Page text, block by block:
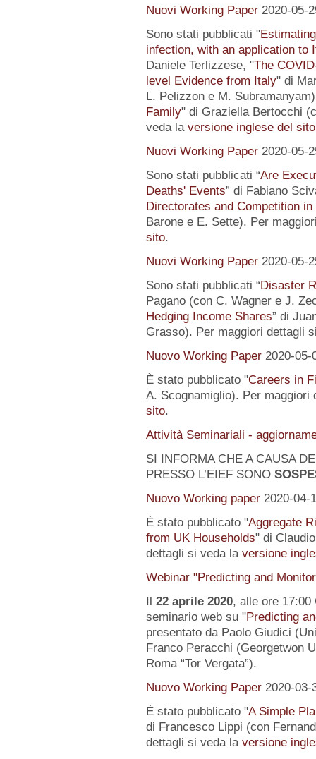
Nuovi Working Paper 2020-05-
Sono stati pubblicati "
infection, with an application to
Daniele Terlizzese, "The
level Evidence from Italy" di
L. Pelizzon e M.
Family" di Graziella Bertocchi
veda la versione inglese del sito
Nuovi Working Paper 2020-05-
Sono stati pubblicati “Are
Deaths' Events” di Fabiano
Directorates and Competition in
Barone e E. Sette). Per
sito.
Nuovi Working Paper 2020-05-
Sono stati pubblicati “Disaster
Pagano (con C. Wagner e J.
Hedging Income Shares” di
Grasso). Per maggiori dettagli
Nuovo Working Paper 2020-05-
È stato pubblicato "Careers in
A. Scognamiglio). Per
sito.
Attività Seminariali -
SI INFORMA CHE A CAUSA
PRESSO L’EIEF SONO
Nuovo Working paper 2020-04-
È stato pubblicato "Aggregate
from UK Households" di
dettagli si veda la versione
Webinar "Predicting and
Il 22 aprile 2020, alle ore 17:00
seminario web su "Predicting
presentato da Paolo Giudici
Franco Peracchi (Georgetwon
Roma “Tor Vergata”).
Nuovo Working Paper 2020-03-
È stato pubblicato "A Simple
di Francesco Lippi (con
dettagli si veda la versione